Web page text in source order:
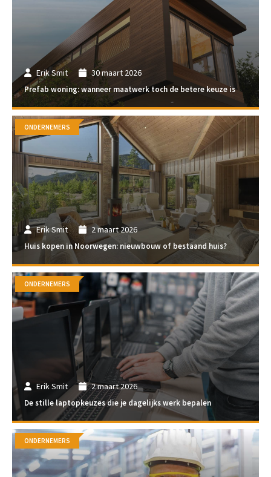
Erik Smit 30 maart 2026
Prefab woning: wanneer maatwerk toch de betere keuze is
Erik Smit 2 maart 2026
Huis kopen in Noorwegen: nieuwbouw of bestaand huis?
ONDERNEMERS
Erik Smit 2 maart 2026
De stille laptopkeuzes die je dagelijks werk bepalen
ONDERNEMERS
ONDERNEMERS